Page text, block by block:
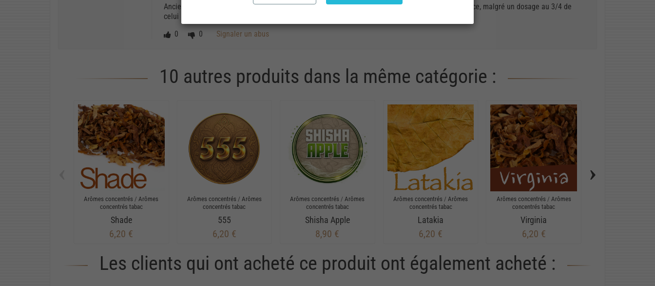
Ancien fumeur de pipe (Mc Barens Scottish Blend), cet arôme correspond bien à sa description et ce, malgré un dosage au 3/4 de
celui recommandé. Goût de raisin sec, long en bouche. Très très bien !
0
0 Signaler un abus
10 autres produits dans la même catégorie :
Arômes concentrés /Arômes
concentrés tabac
Shade
6,20 €
Arômes concentrés / Arômes
concentrés tabac
555
6,20 €
Arômes concentrés /Arômes
concentrés tabac
Shisha Apple
8,90 €
Arômes concentrés /Arômes
concentrés tabac
Latakia
6,20 €
Arômes concentrés / Arômes
concentrés tabac
Virginia
6,20 €
›
Les clients qui ont acheté ce produit ont également acheté :